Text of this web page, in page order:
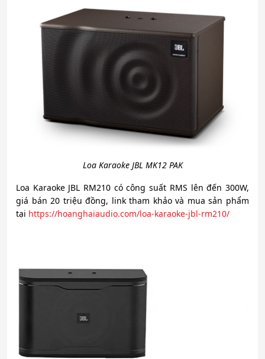
Loa Karaoke JBL MK12 PAK
Loa Karaoke JBL RM210 có công suất RMS lên đến 300W,
giá bán 20 triệu đồng, link tham khảo và mua sản phẩm
tại https://hoanghaiaudio.com/loa-karaoke-jbl-rm210/